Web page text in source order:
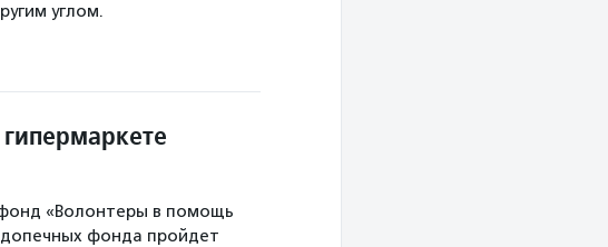
углом.
«Волонтеры в помощь
фонда пройдет